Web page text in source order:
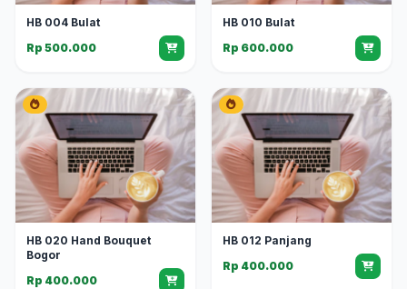
HB 004 Bulat
Rp 500.000
HB 010 Bulat
Rp 600.000
HB 020 Hand Bouquet
Bogor
Rp 400.000
HB 012 Panjang
Rp 400.000